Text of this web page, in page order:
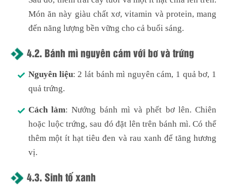
Món ăn này giàu chất xơ, vitamin và protein, mang
đến năng lượng bền vững cho cả buổi sáng.
4.2.Bánh mì nguyên cám với bơ và trứng
Nguyên liệu: 2 lát bánh mì nguyên cám, 1 quả bơ, 1
quả trứng.
Cách làm: Nướng bánh mì và phết bơ lên. Chiên
hoặc luộc trứng, sau đó đặt lên trên bánh mì. Có thể
thêm một ít hạt tiêu đen và rau xanh để tăng hương
vị.
4.3.Sinh tố xanh